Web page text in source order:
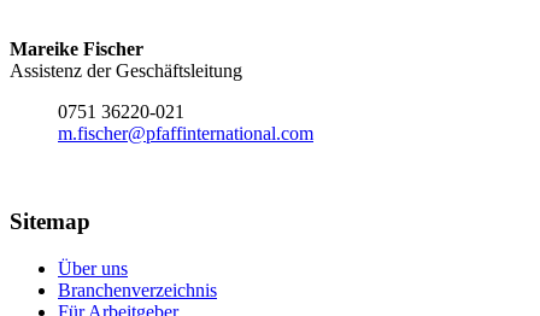
Mareike Fischer
Assistenz der Geschäftsleitung
0751 36220-021
m.fischer@pfaffinternational.com
Sitemap
Über uns
Branchenverzeichnis
Für Arbeitgeber